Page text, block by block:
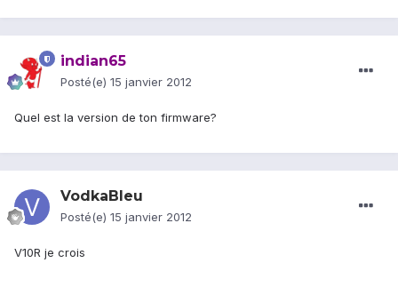
indian65
Posté(e) 15 janvier 2012
Quel est la version de ton firmware?
VodkaBleu
Posté(e) 15 janvier 2012
V10R je crois